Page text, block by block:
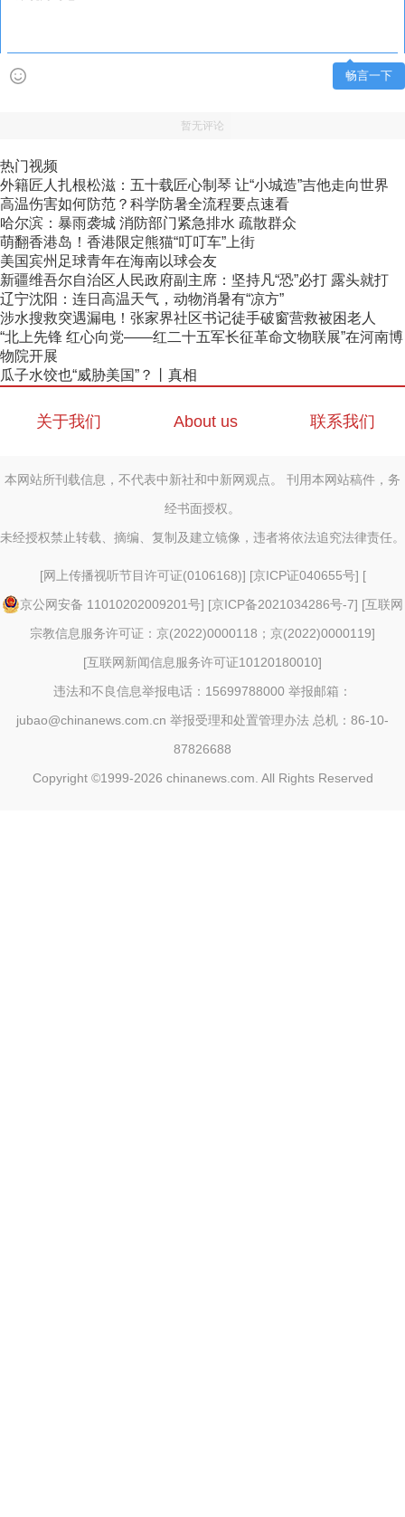
畅言一下
暂无评论
热门视频
外籍匠人扎根松滋：五十载匠心制琴 让“小城造”吉他走向世界
高温伤害如何防范？科学防暑全流程要点速看
哈尔滨：暴雨袭城 消防部门紧急排水 疏散群众
萌翻香港岛！香港限定熊猫“叮叮车”上街
美国宾州足球青年在海南以球会友
新疆维吾尔自治区人民政府副主席：坚持凡“恐”必打 露头就打
辽宁沈阳：连日高温天气，动物消暑有“凉方”
涉水搜救突遇漏电！张家界社区书记徒手破窗营救被困老人
“北上先锋 红心向党——红二十五军长征革命文物联展”在河南博
物院开展
瓜子水饺也“威胁美国”？丨真相
关于我们 About us 联系我们
本网站所刊载信息，不代表中新社和中新网观点。 刊用本网站稿件，务
经书面授权。
未经授权禁止转载、摘编、复制及建立镜像，违者将依法追究法律责任。
[网上传播视听节目许可证(0106168)] [京ICP证040655号] [
京公网安备 11010202009201号] [京ICP备2021034286号-7] [互联网
宗教信息服务许可证：京(2022)0000118；京(2022)0000119]
[互联网新闻信息服务许可证10120180010]
违法和不良信息举报电话：15699788000 举报邮箱：
jubao@chinanews.com.cn 举报受理和处置管理办法 总机：86-10-
87826688
Copyright ©1999-2026 chinanews.com. All Rights Reserved